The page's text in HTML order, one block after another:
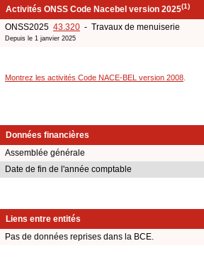
Activités ONSS Code Nacebel version 2025(1)
ONSS2025 43.320 - Travaux de menuiserie
Depuis le 1 janvier 2025
Montrez les activités Code NACE-BEL version 2008
Données financières
Assemblée générale
Date de fin de l'année comptable
Liens entre entités
Pas de données reprises dans la BCE.